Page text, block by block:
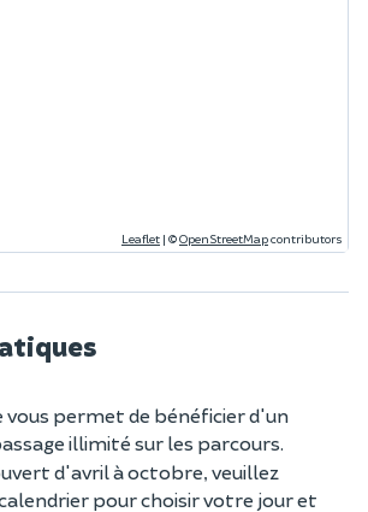
Leaflet | ©OpenStreetMapcontributors
permet de bénéficier d'un
illimité sur les parcours.
d'avril à octobre, veuillez
pour choisir votre jour et